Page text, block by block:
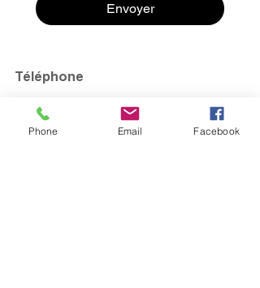
Envoyer
Téléphone
+33 (0)5 46 51 02 01
Addresse
Phone Email Facebook